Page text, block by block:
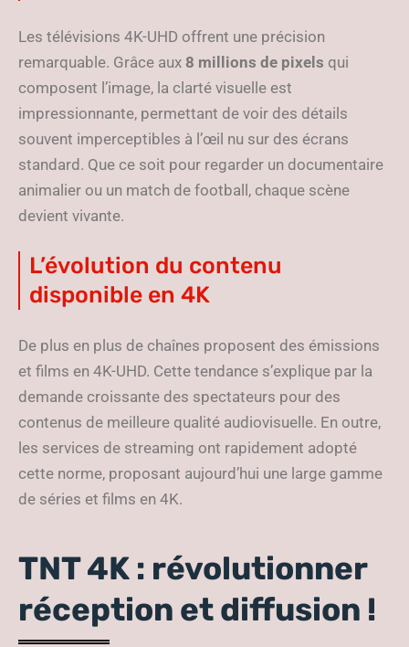
Les télévisions 4K-UHD offrent une précision
remarquable. Grâce aux 8 millions de pixels qui
composent l’image, la clarté visuelle est
impressionnante, permettant de voir des détails
souvent imperceptibles à l’œil nu sur des écrans
standard. Que ce soit pour regarder un documentaire
animalier ou un match de football, chaque scène
devient vivante.
L’évolution du contenu
disponible en 4K
De plus en plus de chaînes proposent des émissions
et films en 4K-UHD. Cette tendance s’explique par la
demande croissante des spectateurs pour des
contenus de meilleure qualité audiovisuelle. En outre,
les services de streaming ont rapidement adopté
cette norme, proposant aujourd’hui une large gamme
de séries et films en 4K.
TNT 4K : révolutionner
réception et diffusion !